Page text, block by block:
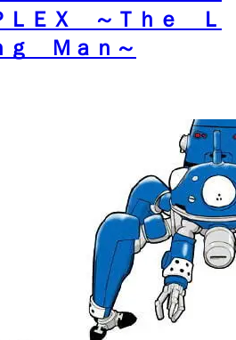
ＬＥＸ ～Ｔｈｅ Ｌ
ｇ Ｍａｎ～